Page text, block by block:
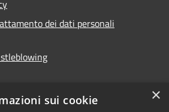
dei dati personali
×
sui cookie